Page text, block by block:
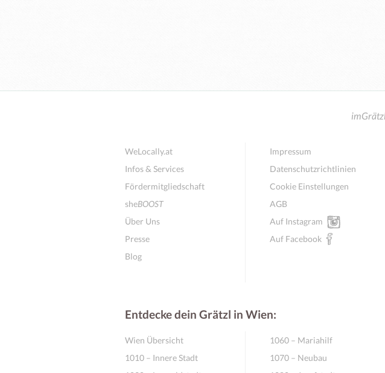
WeLocally.at
Infos & Services
Fördermitgliedschaft
sheBOOST
Über Uns
Presse
Blog
Impressum
Datenschutzrichtlinien
Cookie Einstellungen
AGB
Auf Instagram
Auf Facebook
Entdecke dein Grätzl in Wien:
Wien Übersicht
1010 – Innere Stadt
1060 – Mariahilf
1070 – Neubau